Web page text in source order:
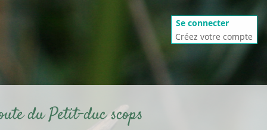
Se connecter
Créez votre compte
du Petit-duc scops